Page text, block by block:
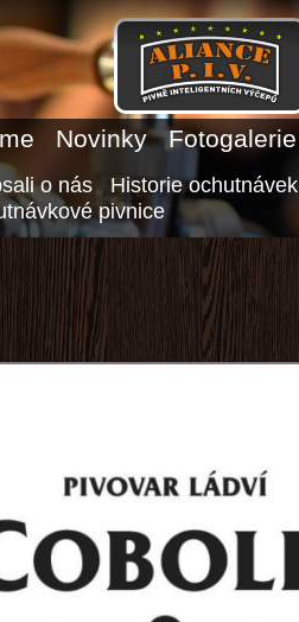
Novinky Fotogalerie
o nás
Historie ochutnávek
pivnice